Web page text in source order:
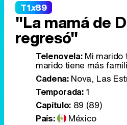
T1x89
"La mamá de
regresó"
Telenovela:Mi marido
marido tiene más
Cadena:Nova, Las
Temporada:1
Capítulo:89 (89)
País:
México